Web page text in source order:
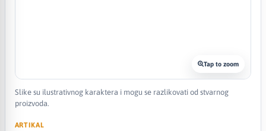
Tap to zoom
Slike su ilustrativnog karaktera i mogu se razlikovati od stvarnog
proizvoda.
ARTIKAL